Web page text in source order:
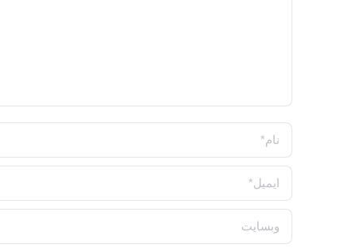
نام *
ایمیل *
وبسایت